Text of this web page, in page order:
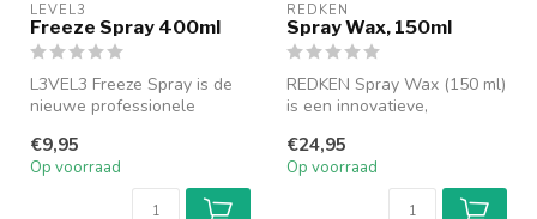
LEVEL3
Freeze Spray 400ml
L3VEL3 Freeze Spray is de
nieuwe professionele
hold die...
€9,95
Op voorraad
REDKEN
Spray Wax, 150ml
REDKEN Spray Wax (150 ml)
is een innovatieve,
sprayvo...
€24,95
Op voorraad